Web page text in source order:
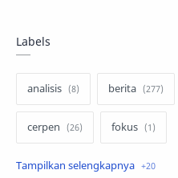
Labels
analisis berita
cerpen fokus
hukum internasional